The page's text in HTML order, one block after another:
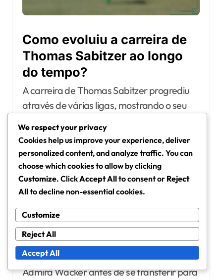
Como evoluiu a carreira de
Thomas Sabitzer ao longo
do tempo?
A carreira de Thomas Sabitzer progrediu
através de várias ligas, mostrando o seu
contribuições significativas em cada
etapa, marcadas por conquistas chave e
transferências notáveis que destacam a
sua evolução como jogador.
Progressão através de
diferentes ligas
Sabitzer começou a sua carreira
profissional na Áustria, onde jogou pelo
Admira Wacker antes de se transferir para
We respect your privacy
Cookies help us improve your experience, deliver
personalized content, and analyze traffic. You can
choose which cookies to allow by clicking
Customize. ClickAccept Allto consent or Reject
Allto decline non-essential cookies.
Customize
Reject All
Accept All